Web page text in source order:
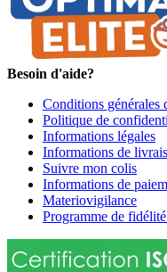
Besoin d'aide?
Conditions générales
Politique de
Informations légales
Informations de
Suivre mon colis
Informations de
Materiovigilance
Programme de